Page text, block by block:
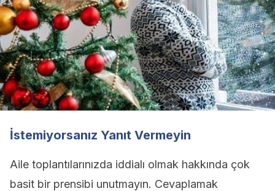
İstemiyorsanız Yanıt Vermeyin
Aile toplantılarınızda iddialı olmak hakkında çok
basit bir prensibi unutmayın. Cevaplamak